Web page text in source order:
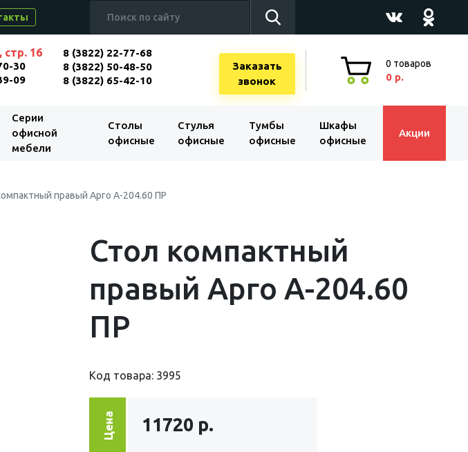
стр. 16
30
09
8 (3822) 22-77-68
8 (3822) 50-48-50
8 (3822) 65-42-10
Заказать
звонок
0 товаров
0 р.
Серии
офисной
мебели
Столы
офисные
Стулья
офисные
Тумбы
офисные
Шкафы
офисные
Акции
правый Арго А-204.60 ПР
Стол компактный
правый Арго А-204.60
ПР
Код товара: 3995
Цена 11720 р.